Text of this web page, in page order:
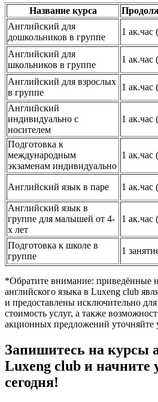
Название курса
Английский для
дошкольников в группе
1 ак.час
Английский для
школьников в группе
1 ак.час
Английский для взрослых
в группе
1 ак.час
Английский
индивидуально с
носителем
1 ак.час
Подготовка к
международным
экзаменам индивидуально
1 ак.час
Английский язык в паре 1 ак.час
Английский язык в
группе для малышей от 4-
х лет
1 ак.час
Подготовка к школе в
группе
1
*Обратите внимание: приведённые
английского языка в Luxeng club
и предоставлены исключительно
стоимость услуг, а также
акционных предложений уточняйте
Запишитесь на курсы
Luxeng club и начните
сегодня!